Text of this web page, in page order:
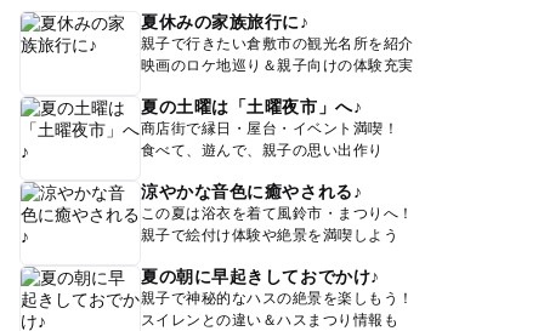
夏休みの家族旅行に♪
親子で行きたい倉敷市の観光名所を紹介
映画のロケ地巡り＆親子向けの体験充実
夏の土曜は「土曜夜市」へ♪
商店街で縁日・屋台・イベント満喫！
食べて、遊んで、親子の思い出作り
涼やかな音色に癒やされる♪
この夏は浴衣を着て風鈴市・まつりへ！
親子で絵付け体験や絶景を満喫しよう
夏の朝に早起きしておでかけ♪
親子で神秘的なハスの絶景を楽しもう！
スイレンとの違い＆ハスまつり情報も